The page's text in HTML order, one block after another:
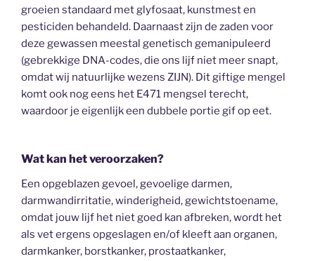
groeien standaard met glyfosaat, kunstmest en
pesticiden behandeld. Daarnaast zijn de zaden voor
deze gewassen meestal genetisch gemanipuleerd
(gebrekkige DNA-codes, die ons lijf niet meer snapt,
omdat wij natuurlijke wezens ZIJN). Dit giftige mengel
komt ook nog eens het E471 mengsel terecht,
waardoor je eigenlijk een dubbele portie gif op eet.
Wat kan het veroorzaken?
Een opgeblazen gevoel, gevoelige darmen,
darmwandirritatie, winderigheid, gewichtstoename,
omdat jouw lijf het niet goed kan afbreken, wordt het
als vet ergens opgeslagen en/of kleeft aan organen,
darmkanker, borstkanker, prostaatkanker,